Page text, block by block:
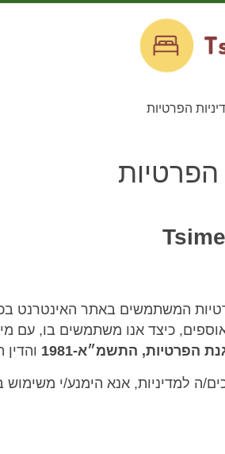
הפרטיות
הפרטיות
המשתמשים באתר האינטרנט
כיצד אנו משתמשים בו, עם
הפרטיות, התשמ״א-1981 והדין
ה למדיניות, אנא הימנע/י